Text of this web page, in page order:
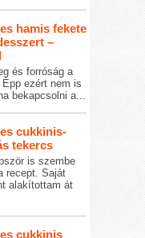
hamis fekete
–
és forróság a
ezért nem is
bekapcsolni a...
cukkinis-
tekercs
is szembe
recept. Saját
alakítottam át
cukkinis